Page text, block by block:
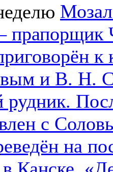
прапорщик
к
и В. Н.
рудник.
с
на